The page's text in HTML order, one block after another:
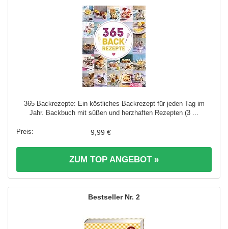
365 Backrezepte: Ein köstliches Backrezept für jeden Tag im
Jahr. Backbuch mit süßen und herzhaften Rezepten (3 ...
9,99 €
ZUM TOP ANGEBOT »
2